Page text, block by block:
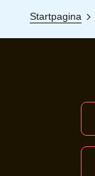
Startpagina